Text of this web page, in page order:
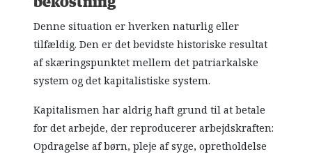
Denne situation er hverken naturlig eller
tilfældig. Den er det bevidste historiske resultat
af skæringspunktet mellem det patriarkalske
system og det kapitalistiske system.
Kapitalismen har aldrig haft grund til at betale
for det arbejde, der reproducerer arbejdskraften:
Opdragelse af børn, pleje af syge, opretholdelse